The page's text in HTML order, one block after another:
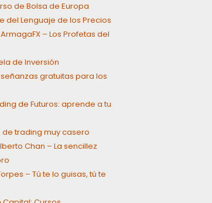
de Bolsa de Europa
del Lenguaje de los Precios
– Los Profetas del
de Inversión
gratuitas para los
de Futuros: aprende a tu
de trading muy casero
Chan – La sencillez
– Tú te lo guisas, tú te